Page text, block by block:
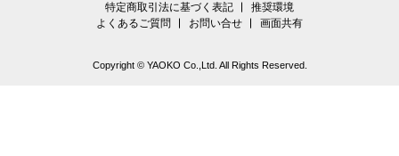
特定商取引法に基づく表記
推奨環境
よくあるご質問
お問い合せ 画面共有
Copyright © YAOKO Co.,Ltd. All Rights Reserved.